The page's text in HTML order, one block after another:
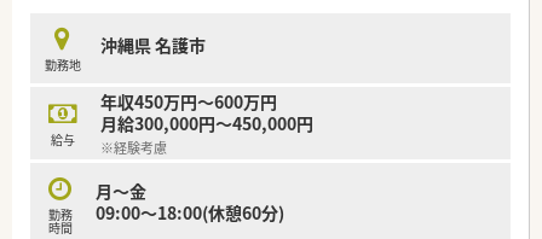
勤務地
沖縄県 名護市
給与
年収450万円～600万円
月給300,000円～450,000円
※経験考慮
勤務
時間
月～金
09:00～18:00(休憩60分)